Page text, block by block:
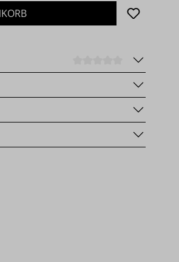
Wert ein oder benutze